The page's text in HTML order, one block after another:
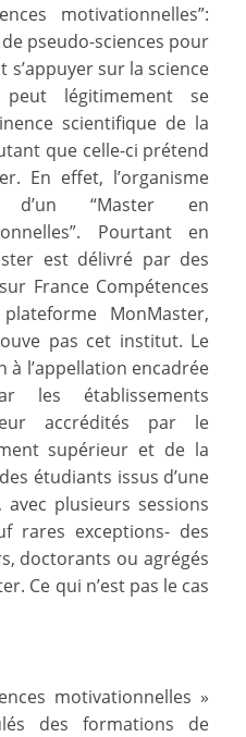
motivationnelles”:
pseudo-sciences pour
sur la science
légitimement se
scientifique de la
que celle-ci prétend
En effet, l’organisme
d’un “Master en
Pourtant en
est délivré par des
France Compétences
MonMaster,
pas cet institut. Le
l’appellation encadrée
les établissements
accrédités par le
supérieur et de la
étudiants issus d’une
plusieurs sessions
rares exceptions- des
doctorants ou agrégés
Ce qui n’est pas le cas
motivationnelles »
des formations de